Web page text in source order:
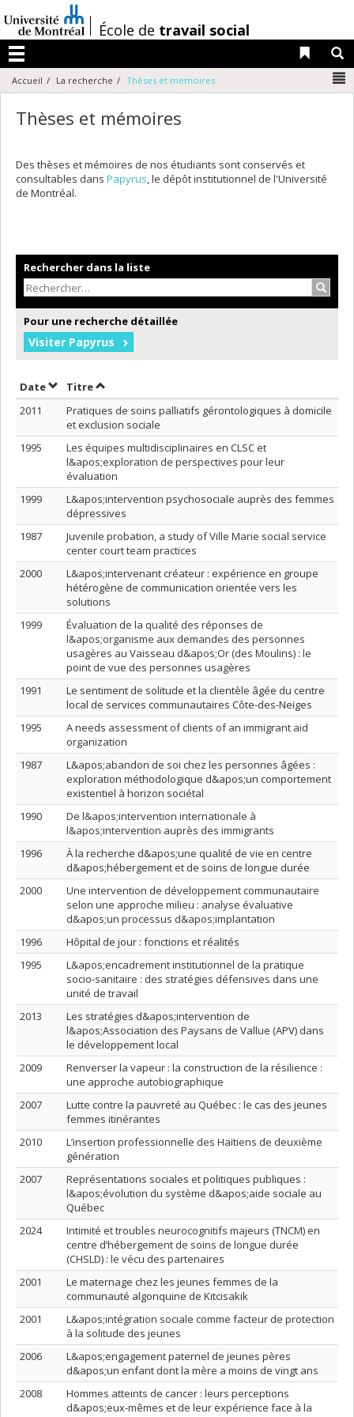
au
contenu
/École de travail social
Menu
Liens
Accueil La recherche Thèses et mémoires
Thèses et mémoires
Des thèses et mémoires de nos étudiants sont conservés et
consultables dans Papyrus, le dépôt institutionnel de l'Université
de Montréal.
Rechercher dans la liste
Pour une recherche détaillée
Visiter Papyrus
DateTrier par date en ordre décroissant
TitreTrier par titre en ordre décroissant
2011
Pratiques de soins palliatifs gérontologiques à domicile
et exclusion sociale
1995
Les équipes multidisciplinaires en CLSC et
l&apos;exploration de perspectives pour leur
évaluation
1999
L&apos;intervention psychosociale auprès des femmes
dépressives
1987
Juvenile probation, a study of Ville Marie social service
center court team practices
2000
L&apos;intervenant créateur : expérience en groupe
hétérogène de communication orientée vers les
solutions
1999
Évaluation de la qualité des réponses de
l&apos;organisme aux demandes des personnes
usagères au Vaisseau d&apos;Or (des Moulins) : le
point de vue des personnes usagères
1991
Le sentiment de solitude et la clientèle âgée du centre
local de services communautaires Côte-des-Neiges
1995
A needs assessment of clients of an immigrant aid
organization
1987
L&apos;abandon de soi chez les personnes âgées :
exploration méthodologique d&apos;un comportement
existentiel à horizon sociétal
1990
De l&apos;intervention internationale à
l&apos;intervention auprès des immigrants
1996
À la recherche d&apos;une qualité de vie en centre
d&apos;hébergement et de soins de longue durée
2000
Une intervention de développement communautaire
selon une approche milieu : analyse évaluative
d&apos;un processus d&apos;implantation
1996
Hôpital de jour : fonctions et réalités
1995
L&apos;encadrement institutionnel de la pratique
socio-sanitaire : des stratégies défensives dans une
unité de travail
2013
Les stratégies d&apos;intervention de
l&apos;Association des Paysans de Vallue (APV) dans
le développement local
2009
Renverser la vapeur : la construction de la résilience :
une approche autobiographique
2007
Lutte contre la pauvreté au Québec : le cas des jeunes
femmes itinérantes
2010
L’insertion professionnelle des Haïtiens de deuxième
génération
2007
Représentations sociales et politiques publiques :
l&apos;évolution du système d&apos;aide sociale au
Québec
2024
Intimité et troubles neurocognitifs majeurs (TNCM) en
centre d’hébergement de soins de longue durée
(CHSLD) : le vécu des partenaires
2001
Le maternage chez les jeunes femmes de la
communauté algonquine de Kitcisakik
2001
L&apos;intégration sociale comme facteur de protection
à la solitude des jeunes
2006
L&apos;engagement paternel de jeunes pères
d&apos;un enfant dont la mère a moins de vingt ans
2008
Hommes atteints de cancer : leurs perceptions
d&apos;eux-mêmes et de leur expérience face à la